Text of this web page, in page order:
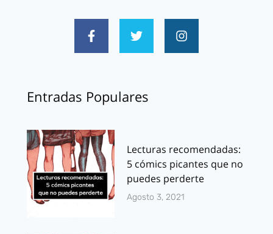
Entradas Populares
Lecturas recomendadas:
5 cómics picantes que no
puedes perderte
Agosto 3, 2021